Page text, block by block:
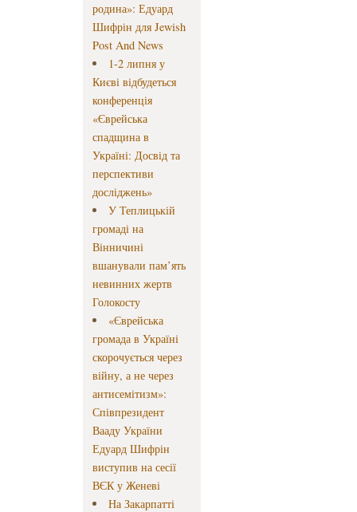
родина»: Едуард
Шифрін для Jewish
Post And News
1-2 липня у
Києві відбудеться
конференція
«Єврейська
спадщина в
Україні: Досвід та
перспективи
досліджень»
У Теплицькій
громаді на
Вінничині
вшанували пам’ять
невинних жертв
Голокосту
«Єврейська
громада в Україні
скорочується через
війну, а не через
антисемітизм»:
Співпрезидент
Вааду України
Едуард Шифрін
виступив на сесії
ВЄК у Женеві
На Закарпатті